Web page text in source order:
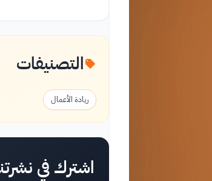
التصنيفات
ريادة الأعمال
اشترك في